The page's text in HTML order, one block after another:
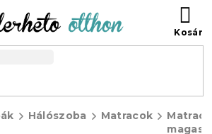
Hálószoba Matracok
Matrac